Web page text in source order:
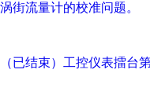
涡街流量计的校准问题。
（已结束）工控仪表擂台